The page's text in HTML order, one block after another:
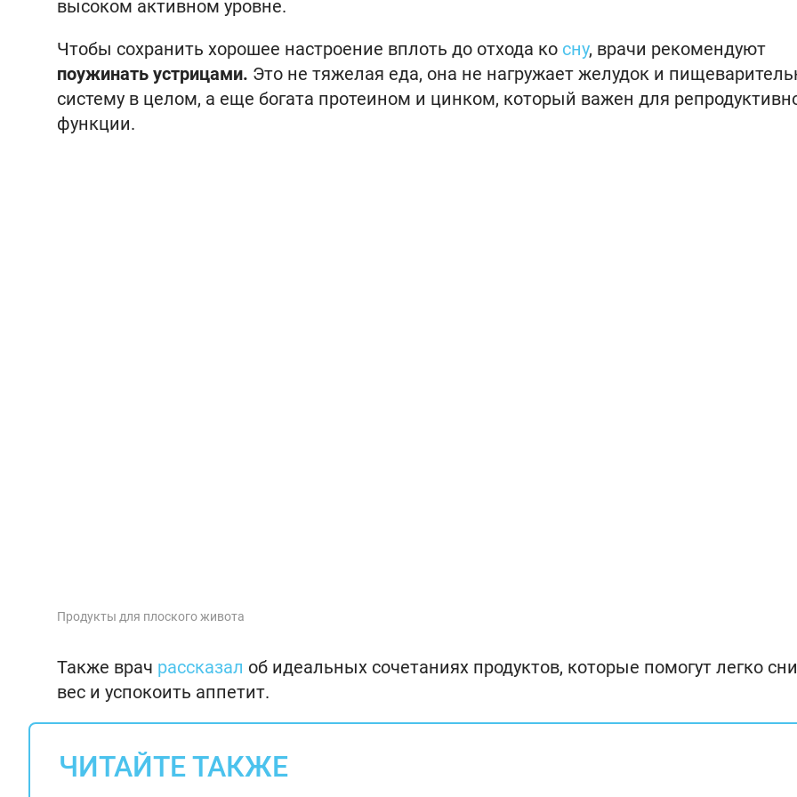
высоком активном уровне.
Чтобы сохранить хорошее настроение вплоть до отхода ко сну, врачи рекомендуют
поужинать устрицами. Это не тяжелая еда, она не нагружает желудок и
систему в целом, а еще богата протеином и цинком, который важен для
функции.
Продукты для плоского живота
Также врач рассказал об идеальных сочетаниях продуктов, которые помогут легко
вес и успокоить аппетит.
ЧИТАЙТЕ ТАКЖЕ